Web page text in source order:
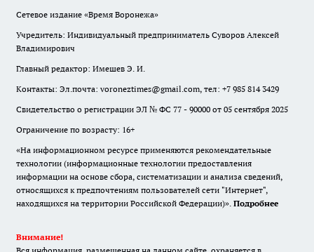
Сетевое издание «Время Воронежа»
Учредитель: Индивидуальный предприниматель Суворов Алексей
Владимирович
Главный редактор: Имешев Э. И.
Контакты: Эл.почта: voroneztimes@gmail.com, тел: +7 985 814 3429
Свидетельство о регистрации ЭЛ № ФС 77 - 90000 от 05 сентября 2025
Ограничение по возрасту: 16+
«На информационном ресурсе применяются рекомендательные
технологии (информационные технологии предоставления
информации на основе сбора, систематизации и анализа сведений,
относящихся к предпочтениям пользователей сети "Интернет",
находящихся на территории Российской Федерации)». Подробнее
Внимание!